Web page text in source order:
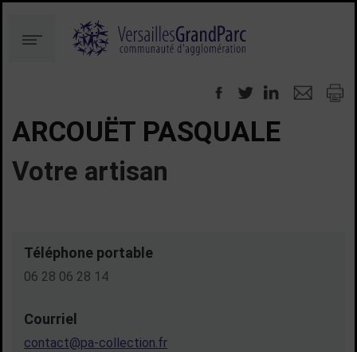
au
contenu
à
Menu
ARCOUËT PASQUALE
Votre artisan
Téléphone portable
06 28 06 28 14
Courriel
contact@pa-collection.fr